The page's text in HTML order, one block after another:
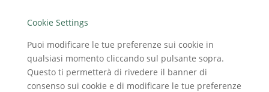
Cookie Settings
Puoi modificare le tue preferenze sui cookie in
qualsiasi momento cliccando sul pulsante sopra.
Questo ti permetterà di rivedere il banner di
consenso sui cookie e di modificare le tue preferenze